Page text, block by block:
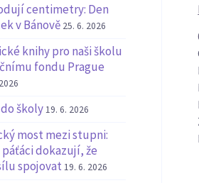
centimetry: Den
v Bánově 25. 6. 2026
knihy pro naši školu
fondu Prague
školy 19. 6. 2026
most mezi stupni:
páťáci dokazují, že
spojovat 19. 6. 2026